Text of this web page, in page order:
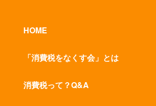
HOME
「消費税をなくす会」とは
消費税って？Q&A